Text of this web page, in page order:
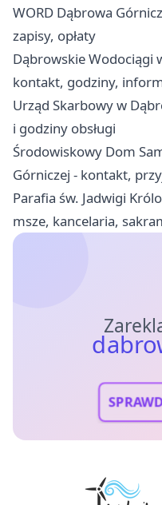
WORD Dąbrowa
zapisy, opłaty
Dąbrowskie Wodociągi
kontakt, godziny,
Urząd Skarbowy w
i godziny obsługi
Środowiskowy Dom
Górniczej - kontakt,
Parafia św. Jadwigi
msze, kancelaria,